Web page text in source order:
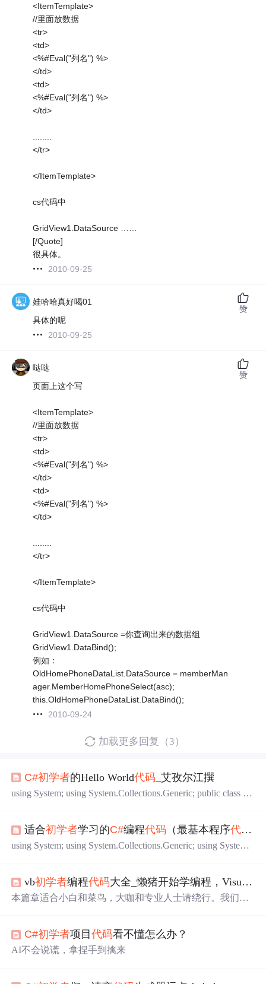
<ItemTemplate>
//里面放数据
<tr>
<td>
<%#Eval("列名") %>
</td>
<td>
<%#Eval("列名") %>
</td>
</tr>
</ItemTemplate>
cs代码中
GridView1.DataSource ……
[/Quote]
很具体。
2010-09-25
娃哈哈真好喝01
具体的呢
2010-09-25
赞
哒哒
页面上这个写
<ItemTemplate>
//里面放数据
<tr>
<td>
<%#Eval("列名") %>
</td>
<td>
<%#Eval("列名") %>
</td>
</tr>
</ItemTemplate>
cs代码中
GridView1.DataSource =你查询出来的数据组
GridView1.DataBind();
例如：
OldHomePhoneDataList.DataSource = memberMan
ager.MemberHomePhoneSelect(asc);
this.OldHomePhoneDataList.DataBind();
2010-09-24
赞
加载更多回复（3）
C#初学者的Hello World代码 _艾孜尔江撰
using System; using System.Collections.Generic; public class M
Name; } } struct Vector3{ public float x;
适合初学者学习的C#编程代码 （最基本程序代码
using System; using System.Collections.Generic; using System.
vb初学者编程代码大全_懒猪开始学编程，Visual Basic与Visual
本篇章适合小白和菜鸟，大咖和专业人士请绕行。我们这
小软件解决自己手头的问题即可。如果有志向者，可以继
续学习深造，能够学有所用编成型的软件，成为高级程序
C#初学者项目代码看不懂怎么办？
AI不会说谎，拿捏手到擒来